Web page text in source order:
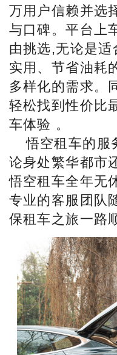
万用户信赖并选
与口碑。平台上
由挑选,无论是
实用、节省油耗
多样化的需求。
轻松找到性价比
车体验 。
悟空租车的服
论身处繁华都市
悟空租车全年无
专业的客服团队
保租车之旅一路